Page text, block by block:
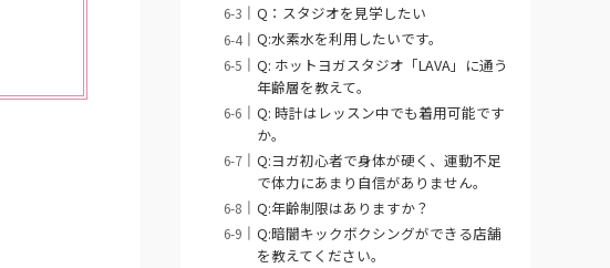
Q：スタジオを見学したい
Q:水素水を利用したいです。
Q: ホットヨガスタジオ「LAVA」に通う
年齢層を教えて。
Q: 時計はレッスン中でも着用可能です
か。
Q:ヨガ初心者で身体が硬く、運動不足
で体力にあまり自信がありません。
Q:年齢制限はありますか？
Q:暗闇キックボクシングができる店舗
を教えてください。